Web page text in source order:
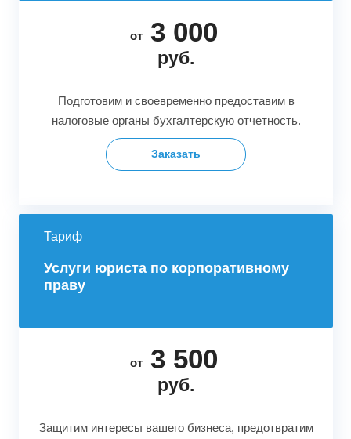
от 3 000
руб.
Подготовим и своевременно предоставим в
налоговые органы бухгалтерскую отчетность.
Заказать
Тариф
Услуги юриста по корпоративному
праву
от 3 500
руб.
Защитим интересы вашего бизнеса, предотвратим